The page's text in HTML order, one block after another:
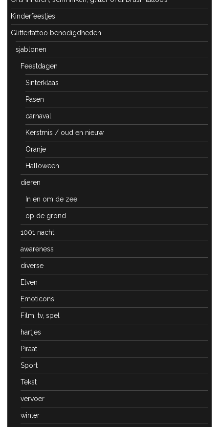
Kinderfeestjes
Glittertattoo benodigdheden
sjablonen
Feestdagen
Sinterklaas
Pasen
carnaval
Kerstmis / oud en nieuw
Oranje
Halloween
dieren
In en om de zee
op de grond
1001 nacht
awareness
diverse
Elven
Emoticons
Film, tv, spel
hartjes
Piraat
Sport
Tekst
vervoer
winter